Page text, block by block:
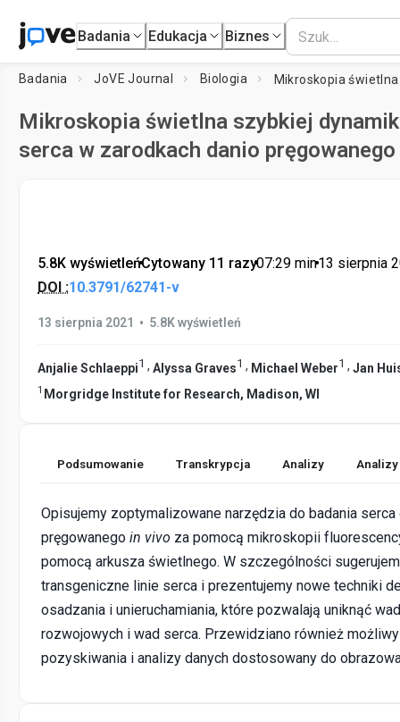
Badania Edukacja Biznes
Badania JoVE Journal Biologia
Mikroskopia świetlna szybkiej
serca w zarodkach danio pręgowanego
5.8K wyświetleń•Cytowany 11 razy•07:29 min•13 sierpnia
DOI :10.3791/62741-v
13 sierpnia 2021 • 5.8K wyświetleń
Anjalie Schlaeppi1 , Alyssa Graves1 , Michael Weber1 , Jan
1 Morgridge Institute for Research, Madison, WI
Podsumowanie Transkrypcja Analizy
Opisujemy zoptymalizowane narzędzia do badania serca
pręgowanego in vivo za pomocą mikroskopii
pomocą arkusza świetlnego. W szczególności
transgeniczne linie serca i prezentujemy nowe techniki
osadzania i unieruchamiania, które pozwalają uniknąć wad
rozwojowych i wad serca. Przewidziano również
pozyskiwania i analizy danych dostosowany do